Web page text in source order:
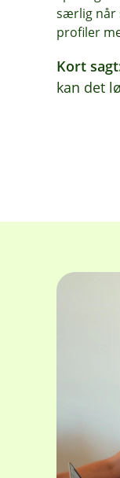
særlig når
profiler
Kort
kan det